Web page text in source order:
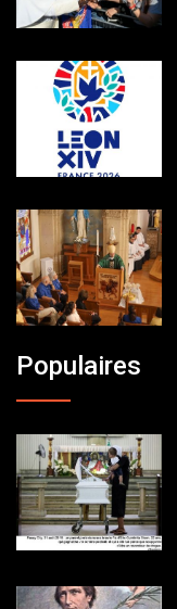
Populaires